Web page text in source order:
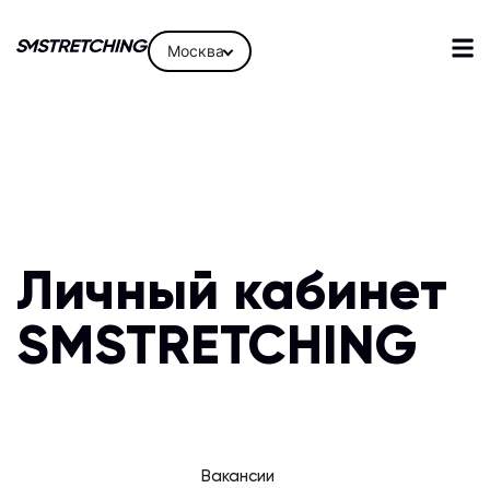
Москва
Личный кабинет
SMSTRETCHING
Вакансии